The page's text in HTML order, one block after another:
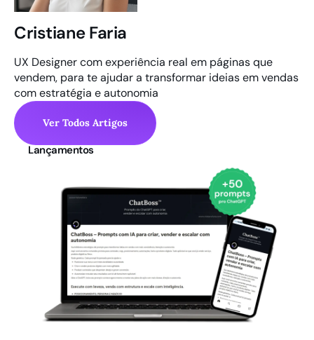
Cristiane Faria
UX Designer com experiência real em páginas que
vendem, para te ajudar a transformar ideias em vendas
com estratégia e autonomia
Ver Todos Artigos
Lançamentos